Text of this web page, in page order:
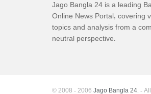
Jago Bangla 24 is a leading
Online News Portal, covering
topics and analysis from a
neutral perspective.
© 2008 - 2006 Jago Bangla 24. -